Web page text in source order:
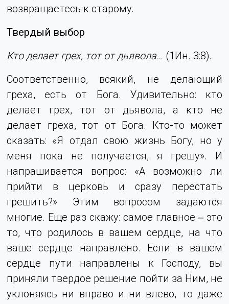
возвращаетесь к старому.
Твердый выбор
Кто делает грех, тот от дьявола… (1Ин. 3:8).
Соответственно, всякий, не делающий
греха, есть от Бога. Удивительно: кто
делает грех, тот от дьявола, а кто не
делает греха, тот от Бога. Кто-то может
сказать: «Я отдал свою жизнь Богу, но у
меня пока не получается, я грешу». И
напрашивается вопрос: «А возможно ли
прийти в церковь и сразу перестать
грешить?» Этим вопросом задаются
многие. Еще раз скажу: самое главное ‒ это
то, что родилось в вашем сердце, на что
ваше сердце направлено. Если в вашем
сердце пути направлены к Господу, вы
приняли твердое решение пойти за Ним, не
уклоняясь ни вправо и ни влево, то даже